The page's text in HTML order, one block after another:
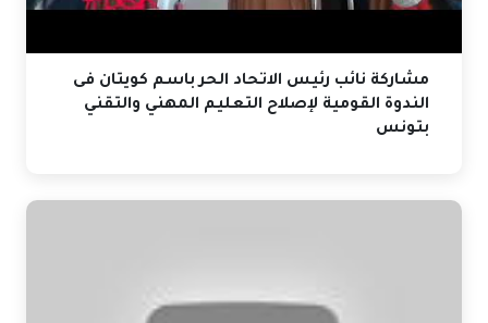
مشاركة نائب رئيس الاتحاد الحر باسم كويتان فى
الندوة القومية لإصلاح التعليم المهني والتقني
بتونس